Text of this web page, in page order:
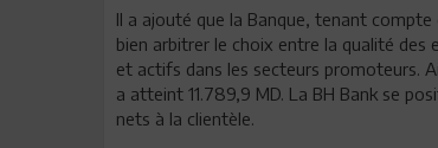
Il a ajouté que la Banque, tenant
bien arbitrer le choix entre la qualité
et actifs dans les secteurs promoteurs.
a atteint 11.789,9 MD. La BH Bank se
nets à la clientèle.